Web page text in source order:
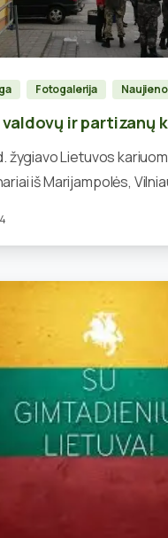
Fotogalerija
ir partizanų
žygiavo Lietuvos
iš Marijampolės,